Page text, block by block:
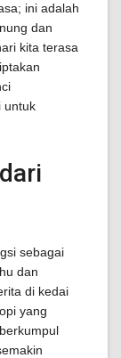
ini adalah
dan
kita terasa
untuk
sebagai
dan
di kedai
yang